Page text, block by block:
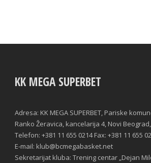
KK MEGA SUPERBET
Adresa: KK MEGA SUPERBET, Pariske
Ranko Žeravica, kancelarija 4, Novi
Telefon: +381 11 655 0214 Fax: +381 11 655
E-mail: klub@bcmegabasket.net
Sekretarijat kluba: Trening centar „Dejan